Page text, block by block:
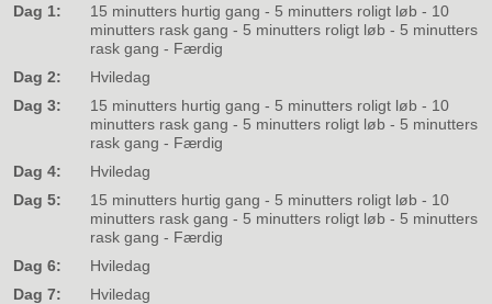
Dag 1:
15 minutters hurtig gang - 5 minutters roligt løb - 10
minutters rask gang - 5 minutters roligt løb - 5 minutters
rask gang - Færdig
Dag 2:
Hviledag
Dag 3:
15 minutters hurtig gang - 5 minutters roligt løb - 10
minutters rask gang - 5 minutters roligt løb - 5 minutters
rask gang - Færdig
Dag 4:
Hviledag
Dag 5:
15 minutters hurtig gang - 5 minutters roligt løb - 10
minutters rask gang - 5 minutters roligt løb - 5 minutters
rask gang - Færdig
Dag 6:
Hviledag
Dag 7:
Hviledag